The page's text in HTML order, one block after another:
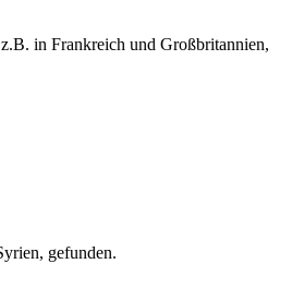
in Frankreich und Großbritannien,
gefunden.